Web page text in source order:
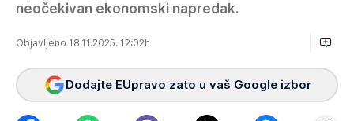
neočekivan ekonomski napredak.
Objavljeno 18.11.2025. 12:02h
Dodajte EUpravo zato u vaš Google izbor